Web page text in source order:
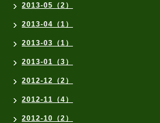
2013-05（2）
2013-04（1）
2013-03（1）
2013-01（3）
2012-12（2）
2012-11（4）
2012-10（2）